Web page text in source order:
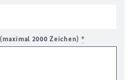
2000 Zeichen) *